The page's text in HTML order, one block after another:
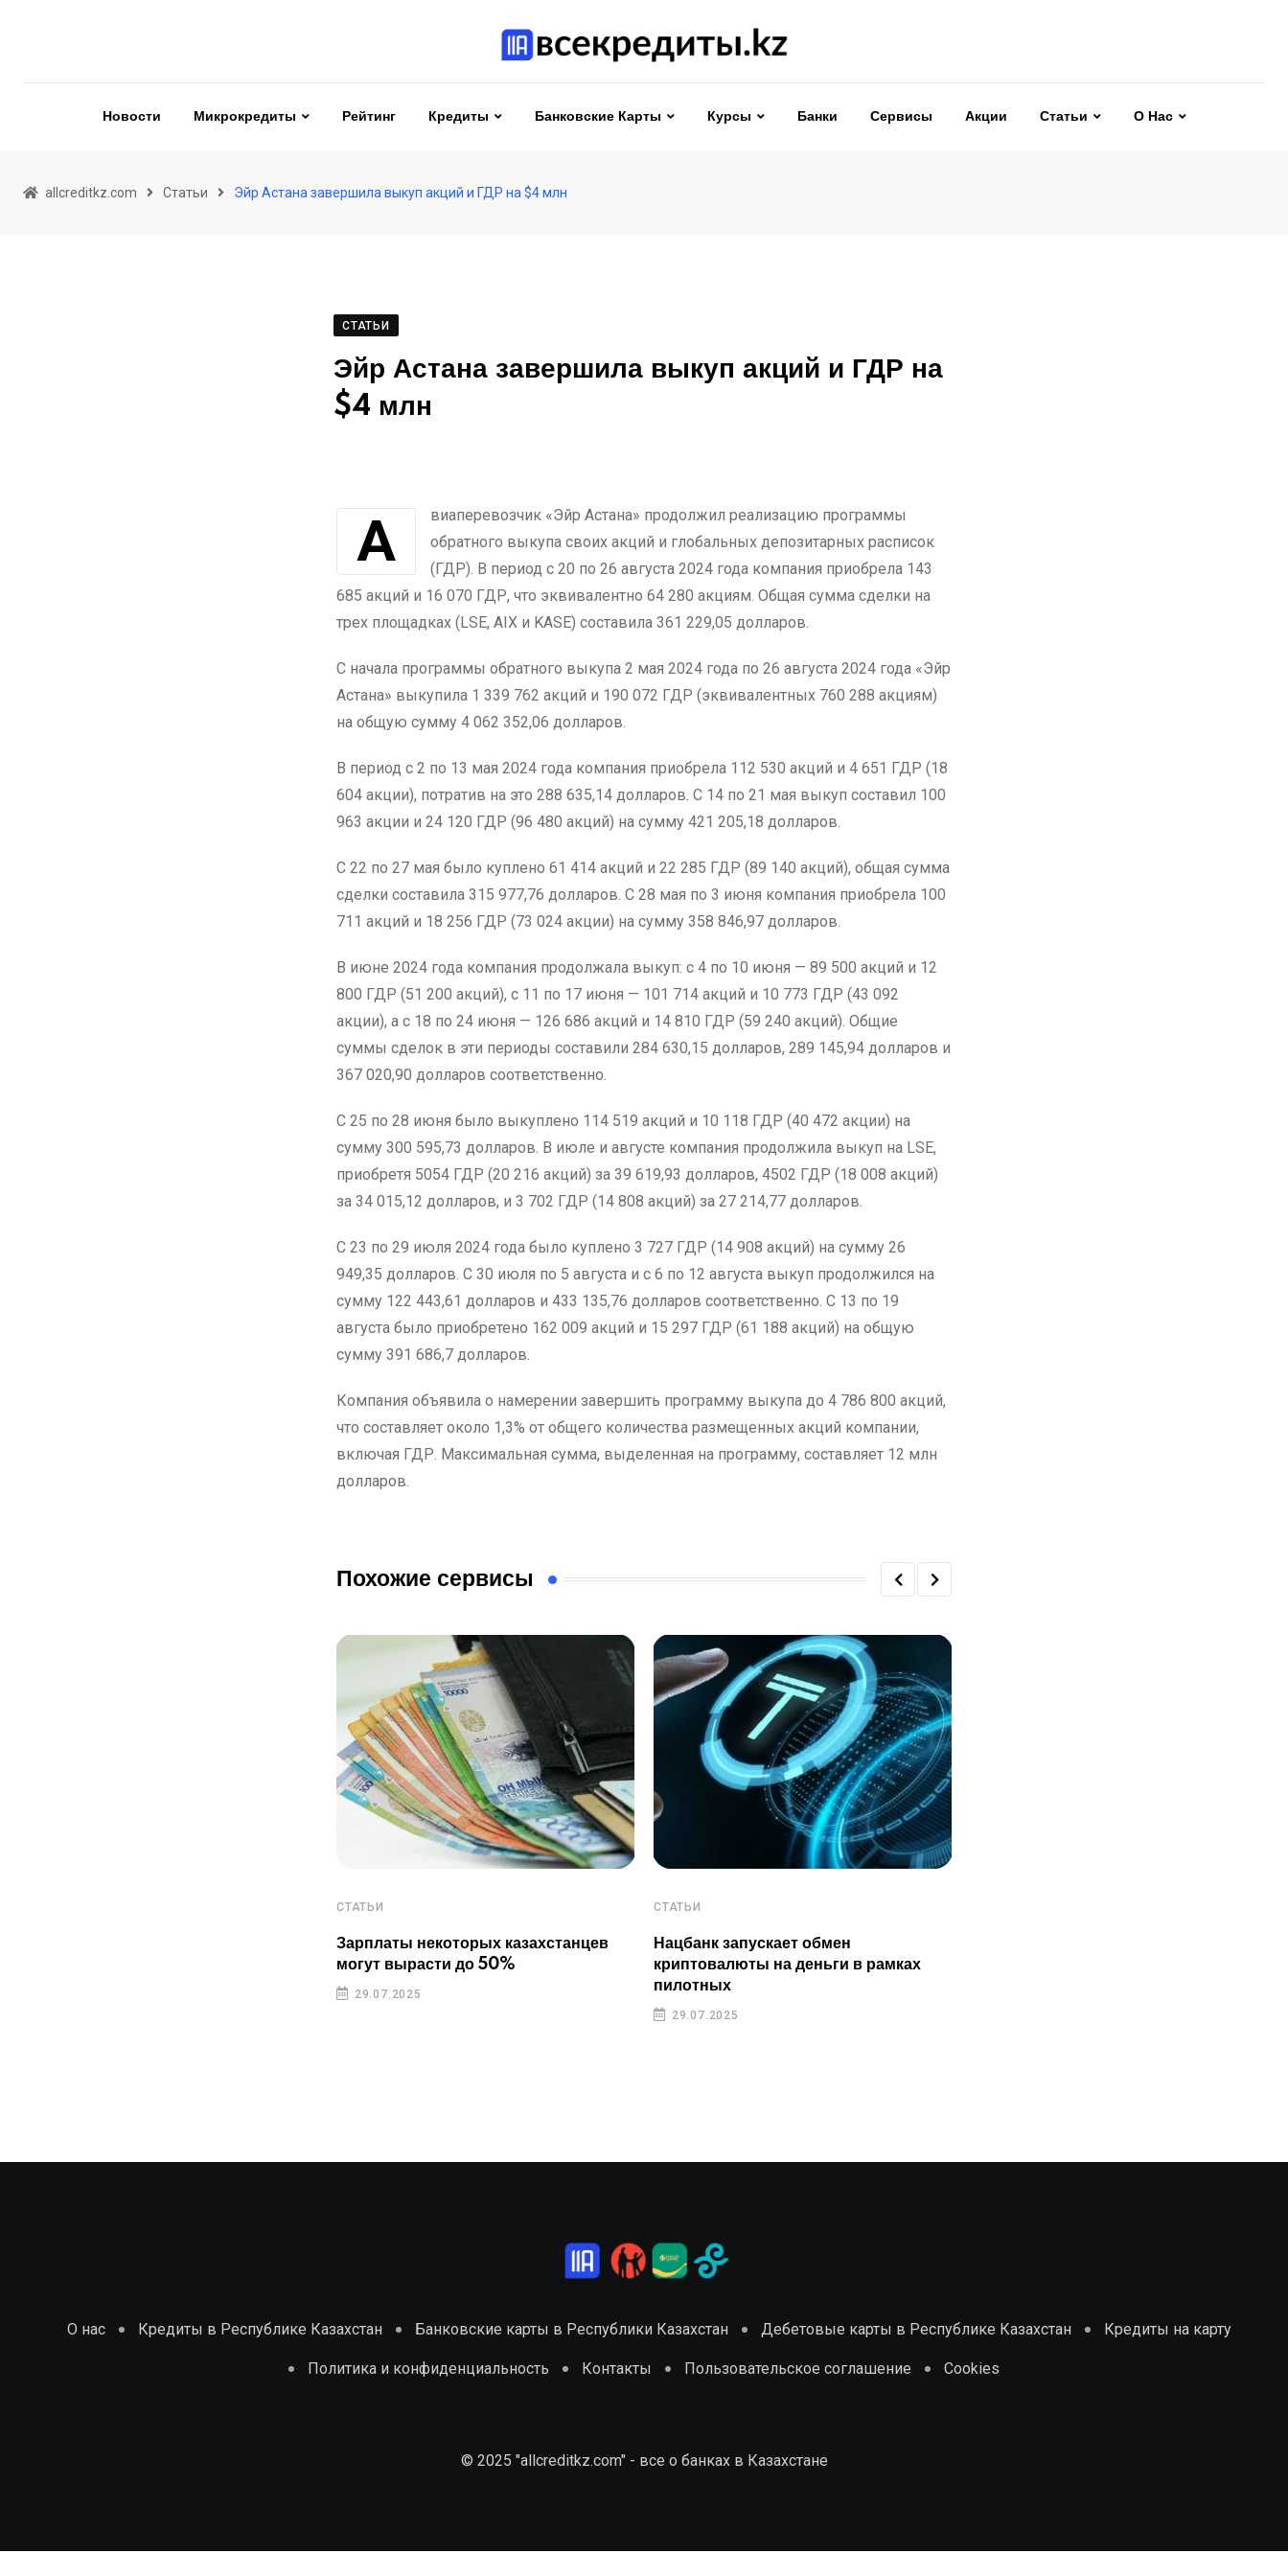
Новости Микрокредиты Рейтинг Кредиты Банковские Карты Курсы Банки Сервисы Акции Статьи О Нас
allcreditkz.com Статьи Эйр Астана завершила выкуп акций и ГДР на $4 млн
СТАТЬИ
Эйр Астана завершила выкуп акций и ГДР на
$4 млн
Авиаперевозчик «Эйр Астана» продолжил реализацию программы
обратного выкупа своих акций и глобальных депозитарных расписок
(ГДР). В период с 20 по 26 августа 2024 года компания приобрела 143
685 акций и 16 070 ГДР, что эквивалентно 64 280 акциям. Общая сумма сделки на
трех площадках (LSE, AIX и KASE) составила 361 229,05 долларов.
С начала программы обратного выкупа 2 мая 2024 года по 26 августа 2024 года «Эйр
Астана» выкупила 1 339 762 акций и 190 072 ГДР (эквивалентных 760 288 акциям)
на общую сумму 4 062 352,06 долларов.
В период с 2 по 13 мая 2024 года компания приобрела 112 530 акций и 4 651 ГДР (18
604 акции), потратив на это 288 635,14 долларов. С 14 по 21 мая выкуп составил 100
963 акции и 24 120 ГДР (96 480 акций) на сумму 421 205,18 долларов.
С 22 по 27 мая было куплено 61 414 акций и 22 285 ГДР (89 140 акций), общая сумма
сделки составила 315 977,76 долларов. С 28 мая по 3 июня компания приобрела 100
711 акций и 18 256 ГДР (73 024 акции) на сумму 358 846,97 долларов.
В июне 2024 года компания продолжала выкуп: с 4 по 10 июня — 89 500 акций и 12
800 ГДР (51 200 акций), с 11 по 17 июня — 101 714 акций и 10 773 ГДР (43 092
акции), а с 18 по 24 июня — 126 686 акций и 14 810 ГДР (59 240 акций). Общие
суммы сделок в эти периоды составили 284 630,15 долларов, 289 145,94 долларов и
367 020,90 долларов соответственно.
С 25 по 28 июня было выкуплено 114 519 акций и 10 118 ГДР (40 472 акции) на
сумму 300 595,73 долларов. В июле и августе компания продолжила выкуп на LSE,
приобретя 5054 ГДР (20 216 акций) за 39 619,93 долларов, 4502 ГДР (18 008 акций)
за 34 015,12 долларов, и 3 702 ГДР (14 808 акций) за 27 214,77 долларов.
С 23 по 29 июля 2024 года было куплено 3 727 ГДР (14 908 акций) на сумму 26
949,35 долларов. С 30 июля по 5 августа и с 6 по 12 августа выкуп продолжился на
сумму 122 443,61 долларов и 433 135,76 долларов соответственно. С 13 по 19
августа было приобретено 162 009 акций и 15 297 ГДР (61 188 акций) на общую
сумму 391 686,7 долларов.
Компания объявила о намерении завершить программу выкупа до 4 786 800 акций,
что составляет около 1,3% от общего количества размещенных акций компании,
включая ГДР. Максимальная сумма, выделенная на программу, составляет 12 млн
долларов.
Похожие сервисы
СТАТЬИ
Зарплаты некоторых казахстанцев
могут вырасти до 50%
29.07.2025
СТАТЬИ
Нацбанк запускает обмен
криптовалюты на деньги в рамках
пилотных
29.07.2025
О нас Кредиты в Республике Казахстан Банковские карты в Республики Казахстан Дебетовые карты в Республике Казахстан Кредиты на карту
Политика и конфиденциальность Контакты Пользовательское соглашение Cookies
© 2025 "allcreditkz.com" - все о банках в Казахстане